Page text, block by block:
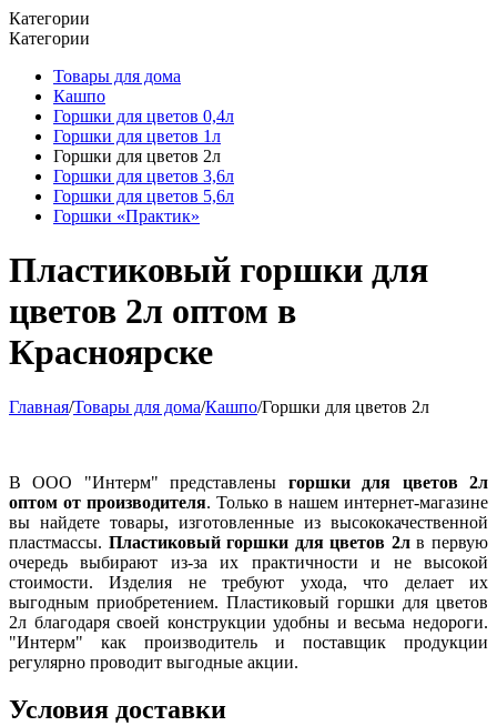
Категории
Категории
Товары для дома
Кашпо
Горшки для цветов 0,4л
Горшки для цветов 1л
Горшки для цветов 2л
Горшки для цветов 3,6л
Горшки для цветов 5,6л
Горшки «Практик»
Пластиковый горшки для
цветов 2л оптом в
Красноярске
Главная/Товары для дома/Кашпо/Горшки для цветов 2л
В ООО "Интерм" представлены горшки для цветов 2л
оптом от производителя. Только в нашем интернет-магазине
вы найдете товары, изготовленные из высококачественной
пластмассы. Пластиковый горшки для цветов 2л в первую
очередь выбирают из-за их практичности и не высокой
стоимости. Изделия не требуют ухода, что делает их
выгодным приобретением. Пластиковый горшки для цветов
2л благодаря своей конструкции удобны и весьма недороги.
"Интерм" как производитель и поставщик продукции
регулярно проводит выгодные акции.
Условия доставки